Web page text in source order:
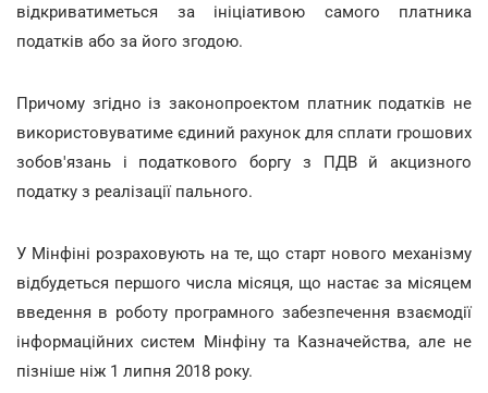
відкриватиметься за ініціативою самого платника
податків або за його згодою.
Причому згідно із законопроектом платник податків не
використовуватиме єдиний рахунок для сплати грошових
зобов'язань і податкового боргу з ПДВ й акцизного
податку з реалізації пального.
У Мінфіні розраховують на те, що старт нового механізму
відбудеться першого числа місяця, що настає за місяцем
введення в роботу програмного забезпечення взаємодії
інформаційних систем Мінфіну та Казначейства, але не
пізніше ніж 1 липня 2018 року.